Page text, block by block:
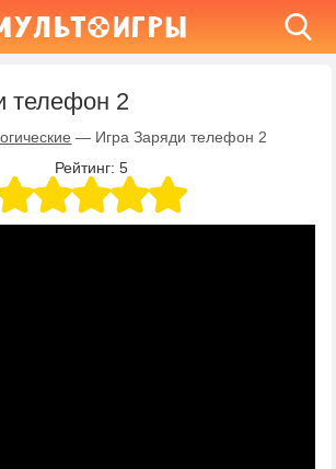
телефон 2
— Игра Заряди телефон 2
Рейтинг: 5